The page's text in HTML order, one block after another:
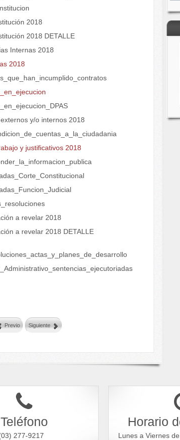
2018
2018 DETALLE
Internas 2018
2018
y/o internos 2018
y justificativos 2018
a revelar 2018
a revelar 2018 DETALLE
Previo Siguiente
Teléfono
277-9217
Horario
Lunes a